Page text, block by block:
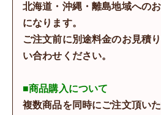
北海道・沖縄・離島地域への
になります。
ご注文前に別途料金のお見積
い合わせください。
■商品購入について
複数商品を同時にご注文頂い